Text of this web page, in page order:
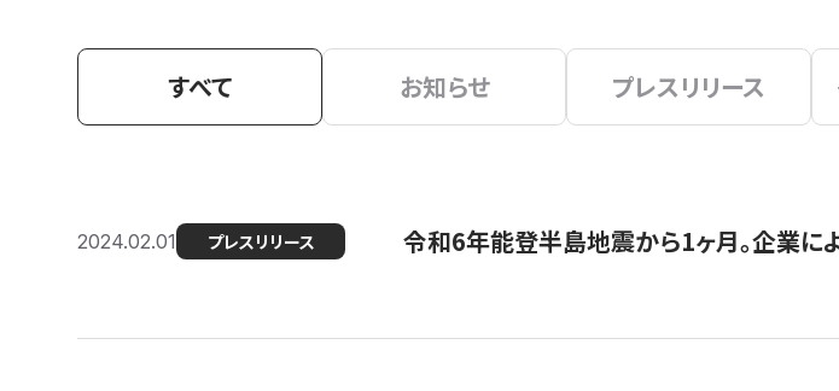
すべて お知らせ プレスリリース
2024.02.01 プレスリリース 令和6年能登半島地震から1ヶ月。企業に